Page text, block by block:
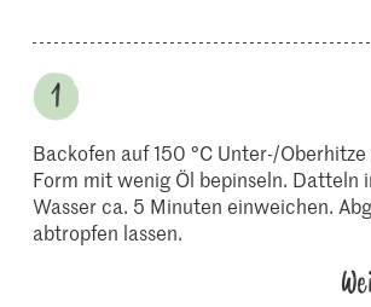
Backofen auf 150 °C Unter-/Oberhitze
Form mit wenig Öl bepinseln. Datteln
Wasser ca. 5 Minuten einweichen.
abtropfen lassen.